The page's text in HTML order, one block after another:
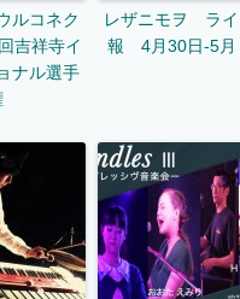
ルコネク
吉祥寺イ
ナル選手
レザニモヲ ラ
報 4月30日-5月